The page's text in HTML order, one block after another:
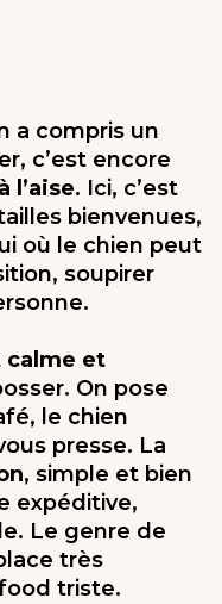
a compris un
c’est encore
l’aise. Ici, c’est
bienvenues,
où le chien peut
soupirer
calme et
On pose
le chien
presse. La
, simple et bien
expéditive,
Le genre de
très
triste.